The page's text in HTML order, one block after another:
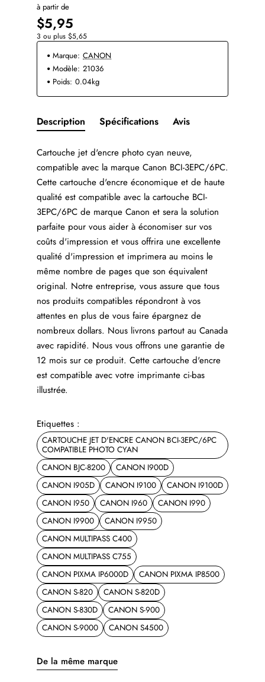
à partir de
$5,95
3 ou plus $5,65
Marque: CANON
Modèle: 21036
Poids: 0.04kg
Description Spécifications Avis
Cartouche jet d'encre photo cyan neuve,
compatible avec la marque Canon BCI-3EPC/6PC.
Cette cartouche d'encre économique et de haute
qualité est compatible avec la cartouche BCI-
3EPC/6PC de marque Canon et sera la solution
parfaite pour vous aider à économiser sur vos
coûts d'impression et vous offrira une excellente
qualité d'impression et imprimera au moins le
même nombre de pages que son équivalent
original. Notre entreprise, vous assure que tous
nos produits compatibles répondront à vos
attentes en plus de vous faire épargnez de
nombreux dollars. Nous livrons partout au Canada
avec rapidité. Nous vous offrons une garantie de
12 mois sur ce produit. Cette cartouche d'encre
est compatible avec votre imprimante ci-bas
illustrée.
Etiquettes :
CARTOUCHE JET D'ENCRE CANON BCI-3EPC/6PC
COMPATIBLE PHOTO CYAN
CANON BJC-8200
CANON I900D
CANON I905D
CANON I9100
CANON I9100D
CANON I950
CANON I960
CANON I990
CANON I9900
CANON I9950
CANON MULTIPASS C400
CANON MULTIPASS C755
CANON PIXMA IP6000D
CANON PIXMA IP8500
CANON S-820
CANON S-820D
CANON S-830D
CANON S-900
CANON S-9000
CANON S4500
De la même marque